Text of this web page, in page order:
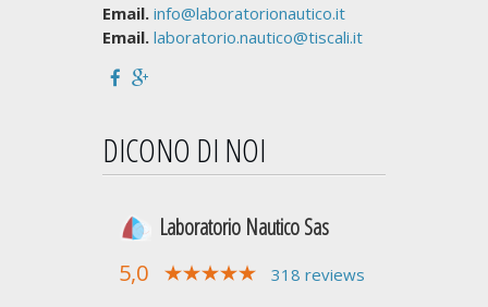
Email. info@laboratorionautico.it
Email. laboratorio.nautico@tiscali.it
DICONO DI NOI
Laboratorio Nautico Sas
5,0
318 reviews